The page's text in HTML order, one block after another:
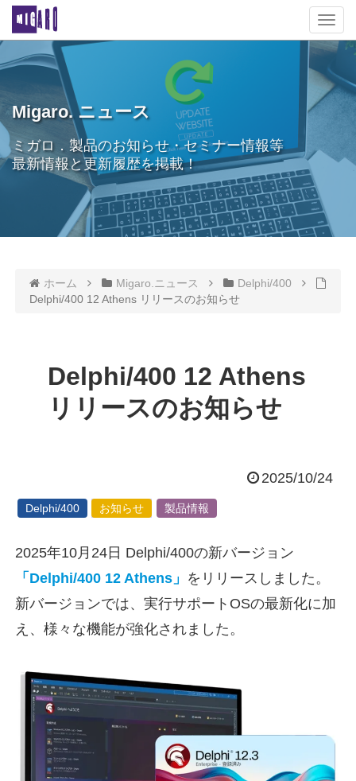
T
o
g
g
l
e
t
i
Migaro. ニュース
ミガロ．製品のお知らせ・セミナー情報等
最新情報と更新履歴を掲載！
ホーム Migaro.ニュース
Delphi/400
Delphi/400 12 Athens リリースのお知らせ
Delphi/400 12 Athens
リリースのお知らせ
2025/10/24
Delphi/400 お知らせ 製品情報
2025年10月24日 Delphi/400の新バージョン
「Delphi/400 12 Athens」 をリリースしました。
新バージョンでは、実行サポートOSの最新化に加
え、様々な機能が強化されました。